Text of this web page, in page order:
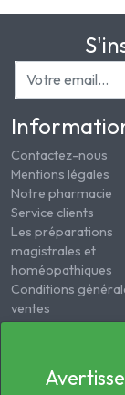
Contactez-nous
Mentions légales
Notre pharmacie
Service clients
Les préparations
magistrales et
homéopathiques
Conditions
ventes
Informations sur le